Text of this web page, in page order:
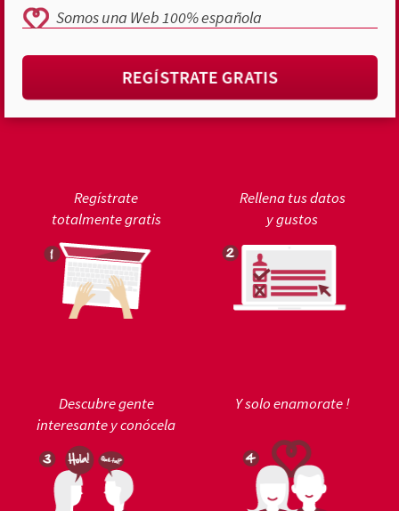
Somos una Web 100% española
REGÍSTRATE GRATIS
Regístrate
totalmente gratis
Rellena tus datos
y gustos
Descubre gente
interesante y conócela
Y solo enamorate !